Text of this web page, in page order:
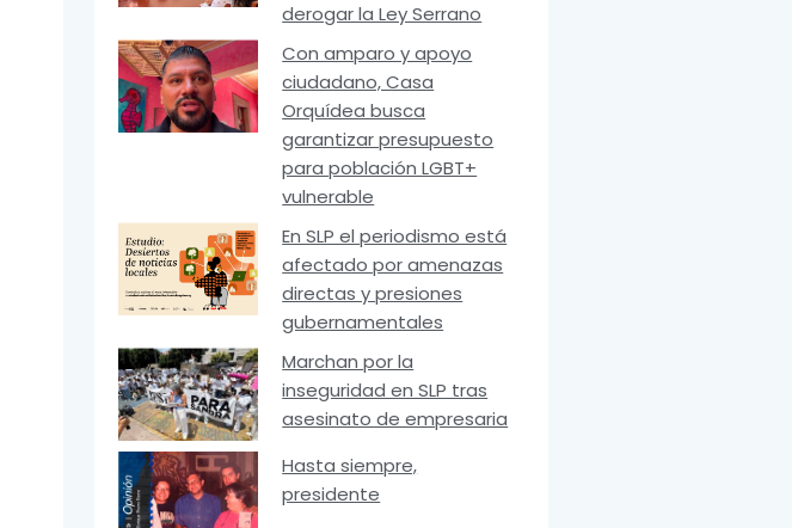
derogar la Ley Serrano
Con amparo y apoyo
ciudadano, Casa
Orquídea busca
garantizar presupuesto
para población LGBT+
vulnerable
En SLP el periodismo está
afectado por amenazas
directas y presiones
gubernamentales
Marchan por la
inseguridad en SLP tras
asesinato de empresaria
Hasta siempre,
presidente